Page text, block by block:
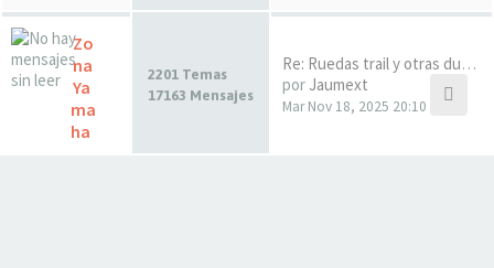
Zo
na
Ya
ma
ha
2201 Temas
17163 Mensajes
Re: Ruedas trail y otras dudas
por Jaumext
Mar Nov 18, 2025 20:10